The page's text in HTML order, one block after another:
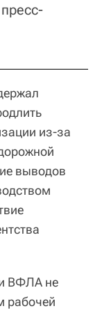
из-за
выводов
ВФЛА не
рабочей